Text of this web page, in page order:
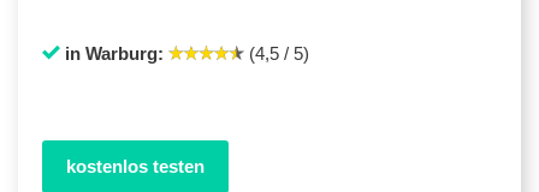
in Warburg: (4,5 / 5)
kostenlos testen